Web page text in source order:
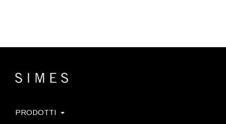
PRODOTTI